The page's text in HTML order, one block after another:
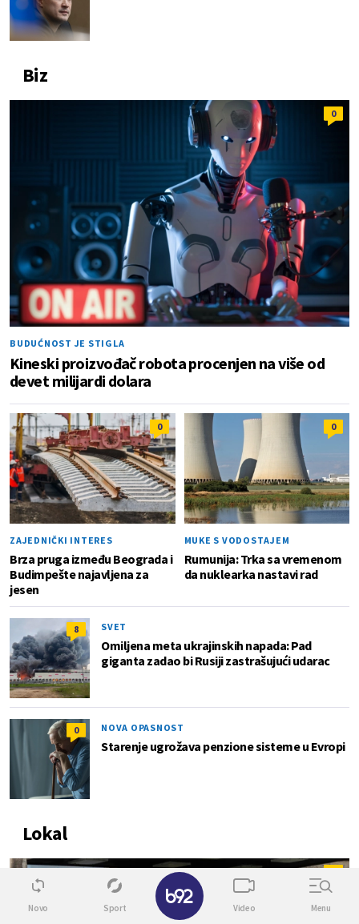
Biz
0
BUDUĆNOST JE STIGLA
Kineski proizvođač robota procenjen na više od
devet milijardi dolara
0
ZAJEDNIČKI INTERES
Brza pruga između Beograda i
Budimpešte najavljena za
jesen
0
MUKE S VODOSTAJEM
Rumunija: Trka sa vremenom
da nuklearka nastavi rad
8 SVET
Omiljena meta ukrajinskih napada: Pad
giganta zadao bi Rusiji zastrašujući udarac
0 NOVA OPASNOST
Starenje ugrožava penzione sisteme u Evropi
Lokal
0
Novo Sport Video Menu
✕